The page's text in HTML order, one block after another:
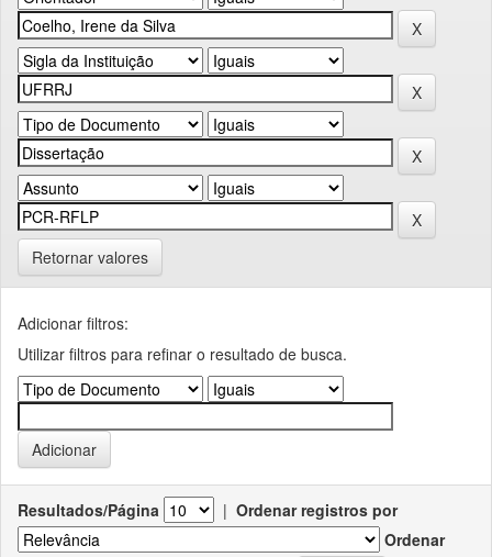
Retornar valores
Adicionar filtros:
Utilizar filtros para refinar o resultado de busca.
Resultados/Página | Ordenar registros por
Ordenar